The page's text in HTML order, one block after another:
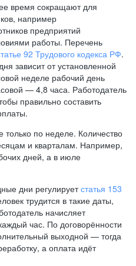
время сокращают для
например
предприятий
работы. Перечень
92 Трудового кодекса РФ.
зависит от установленной
неделе рабочий день
—4,8 часа. Работодатель
правильно составить
по неделе. Количество
и кварталам. Например,
дней, а в июле
дни регулируетстатья 153
трудится в такие даты,
начисляет
час. По договорённости
выходной — тогда
а оплата идёт